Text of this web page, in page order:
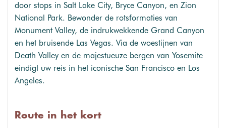
door stops in Salt Lake City, Bryce Canyon, en Zion
National Park. Bewonder de rotsformaties van
Monument Valley, de indrukwekkende Grand Canyon
en het bruisende Las Vegas. Via de woestijnen van
Death Valley en de majestueuze bergen van Yosemite
eindigt uw reis in het iconische San Francisco en Los
Angeles.
Route in het kort